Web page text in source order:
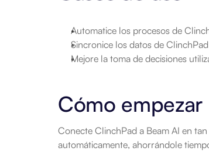
Automatice los procesos de
Sincronice los datos de
Mejore la toma de decisiones
Cómo empezar
Conecte ClinchPad a Beam AI en
automáticamente, ahorrándole